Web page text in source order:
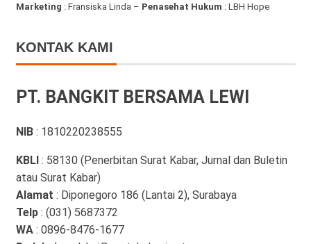
Marketing : Fransiska Linda – Penasehat Hukum : LBH Hope
KONTAK KAMI
PT. BANGKIT BERSAMA LEWI
NIB : 1810220238555
KBLI : 58130 (Penerbitan Surat Kabar, Jurnal dan Buletin
atau Surat Kabar)
Alamat : Diponegoro 186 (Lantai 2), Surabaya
Telp: (031) 5687372
WA: 0896-8476-1677